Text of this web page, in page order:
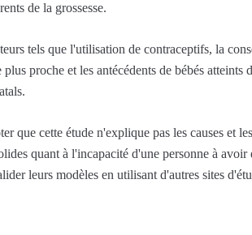
de la grossesse.
tels que l'utilisation de contraceptifs, la
proche et les antécédents de bébés
que cette étude n'explique pas les causes et
quant à l'incapacité d'une personne à
leurs modèles en utilisant d'autres sites